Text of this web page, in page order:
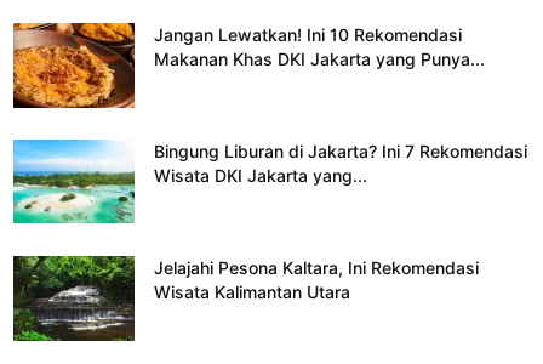
Jangan Lewatkan! Ini 10 Rekomendasi
Makanan Khas DKI Jakarta yang Punya...
Bingung Liburan di Jakarta? Ini 7 Rekomendasi
Wisata DKI Jakarta yang...
Jelajahi Pesona Kaltara, Ini Rekomendasi
Wisata Kalimantan Utara